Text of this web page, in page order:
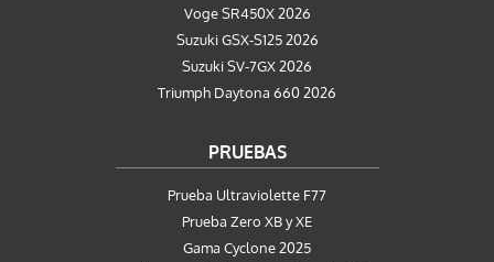
Voge SR450X 2026
Suzuki GSX-S125 2026
Suzuki SV-7GX 2026
Triumph Daytona 660 2026
PRUEBAS
Prueba Ultraviolette F77
Prueba Zero XB y XE
Gama Cyclone 2025